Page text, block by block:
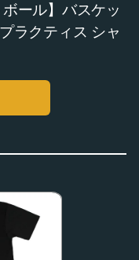
ール】バスケッ
ラクティス シャ